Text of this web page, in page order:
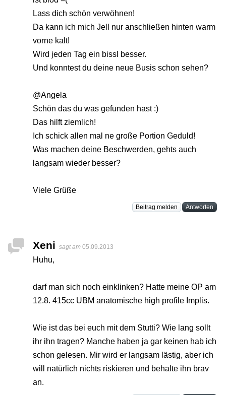
Lass dich schön verwöhnen!
Da kann ich mich Jell nur anschließen hinten warm
vorne kalt!
Wird jeden Tag ein bissl besser.
Und konntest du deine neue Busis schon sehen?
@Angela
Schön das du was gefunden hast :)
Das hilft ziemlich!
Ich schick allen mal ne große Portion Geduld!
Was machen deine Beschwerden, gehts auch
langsam wieder besser?
Viele Grüße
Beitrag melden Antworten
Xeni sagt am 05.09.2013
Huhu,
darf man sich noch einklinken? Hatte meine OP am
12.8. 415cc UBM anatomische high profile Implis.
Wie ist das bei euch mit dem Stutti? Wie lang sollt
ihr ihn tragen? Manche haben ja gar keinen hab ich
schon gelesen. Mir wird er langsam lästig, aber ich
will natürlich nichts riskieren und behalte ihn brav
an.